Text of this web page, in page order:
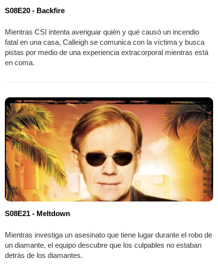
S08E20 - Backfire
Mientras CSI intenta averiguar quién y qué causó un incendio
fatal en una casa, Calleigh se comunica con la víctima y busca
pistas por medio de una experiencia extracorporal mientras está
en coma.
S08E21 - Meltdown
Mientras investiga un asesinato que tiene lugar durante el robo de
un diamante, el equipo descubre que los culpables no estaban
detrás de los diamantes.